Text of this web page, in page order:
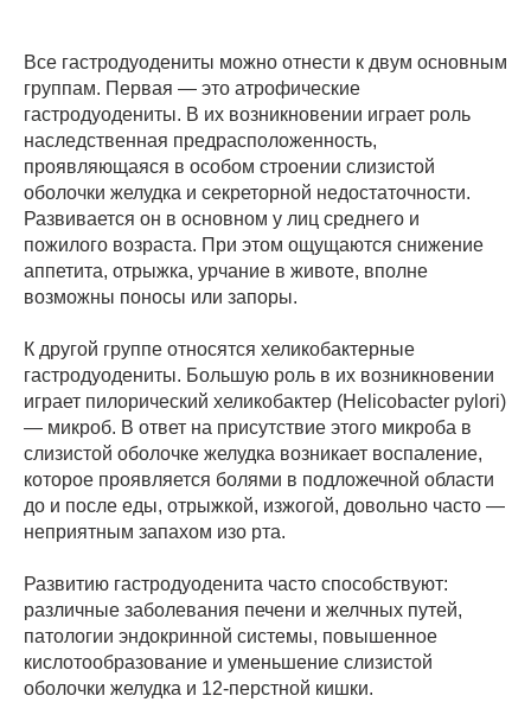
Все гастродуодениты можно отнести к двум основным
группам. Первая — это атрофические
гастродуодениты. В их возникновении играет роль
наследственная предрасположенность,
проявляющаяся в особом строении слизистой
оболочки желудка и секреторной недостаточности.
Развивается он в основном у лиц среднего и
пожилого возраста. При этом ощущаются снижение
аппетита, отрыжка, урчание в животе, вполне
возможны поносы или запоры.
К другой группе относятся хеликобактерные
гастродуодениты. Большую роль в их возникновении
играет пилорический хеликобактер (Helicobacter pylori)
— микроб. В ответ на присутствие этого микроба в
слизистой оболочке желудка возникает воспаление,
которое проявляется болями в подложечной области
до и после еды, отрыжкой, изжогой, довольно часто —
неприятным запахом изо рта.
Развитию гастродуоденита часто способствуют:
различные заболевания печени и желчных путей,
патологии эндокринной системы, повышенное
кислотообразование и уменьшение слизистой
оболочки желудка и 12-перстной кишки.